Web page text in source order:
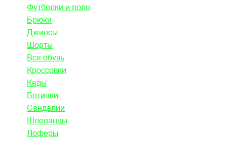
Футболки и поло
Брюки
Джинсы
Шорты
Вся обувь
Кроссовки
Кеды
Ботинки
Сандалии
Шлепанцы
Лоферы